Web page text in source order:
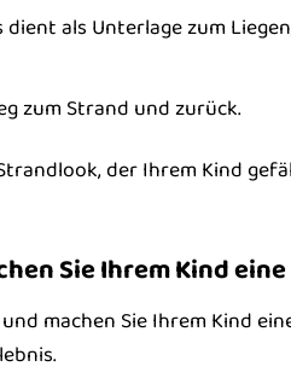
als Unterlage zum
zum Strand und zurück.
der Ihrem Kind
Sie Ihrem Kind
machen Sie Ihrem Kind